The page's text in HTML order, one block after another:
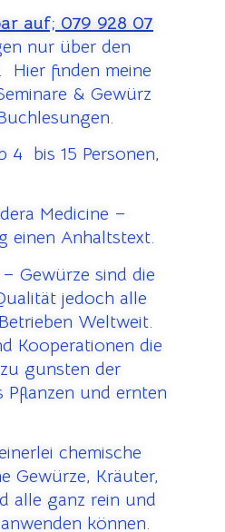
auf; 079 928 07
nur über den
Hier finden meine
& Gewürz
4 bis 15 Personen,
Medicine –
einen Anhaltstext.
Gewürze sind die
jedoch alle
Weltweit.
Kooperationen die
gunsten der
Pflanzen und ernten
chemische
Gewürze, Kräuter,
alle ganz rein und
können.